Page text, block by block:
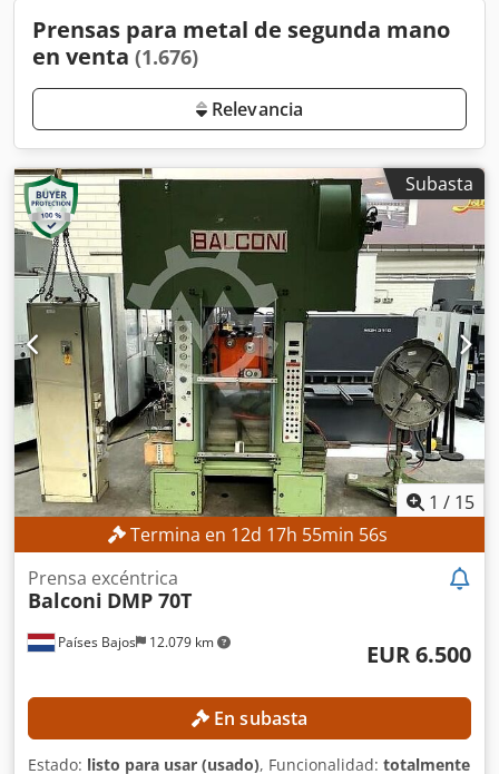
Prensas para metal de segunda mano
en venta (1.676)
Relevancia
Subasta
1 / 15
Termina en 12d 17h 55min 54s
Países Bajos 12.079 km
Prensa excéntrica
Balconi DMP 70T
EUR 6.500
En subasta
Estado: listo para usar (usado), Funcionalidad: totalmente